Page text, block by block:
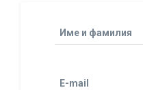
Име и фамилия
E-mail